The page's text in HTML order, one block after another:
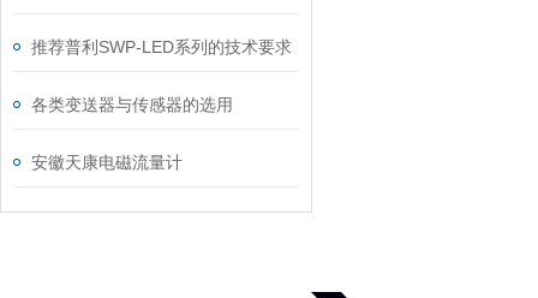
推荐普利SWP-LED系列的技术要求
各类变送器与传感器的选用
安徽天康电磁流量计